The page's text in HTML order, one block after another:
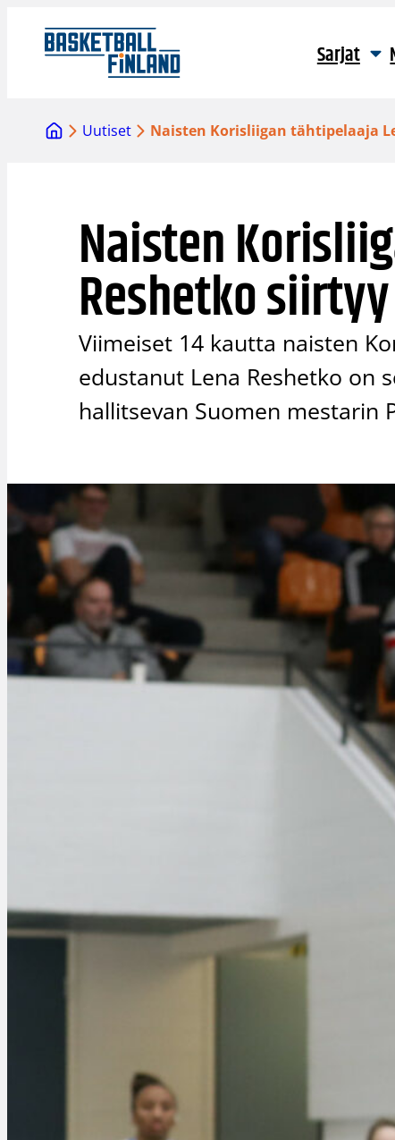
sisältöön
Sarjat
Uutiset Naisten Korisliigan tähtipelaaja
Naisten
Reshetko
Viimeiset 14 kautta naisten
edustanut Lena Reshetko on
hallitsevan Suomen mestarin